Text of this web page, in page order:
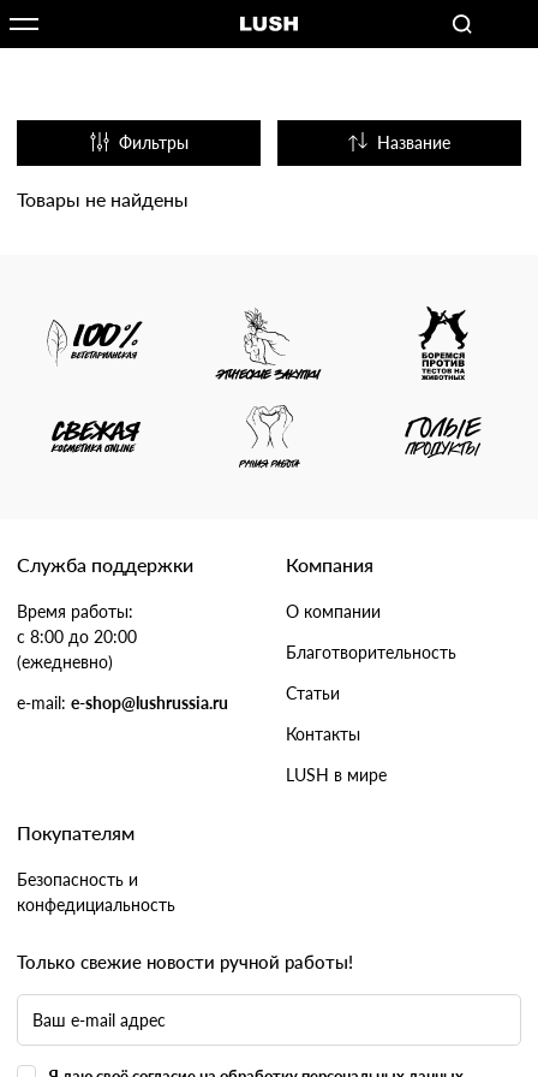
Фильтры Название
Товары не найдены
Служба поддержки
Время работы:
с 8:00 до 20:00
(ежедневно)
e-mail: e-shop@lushrussia.ru
Компания
О компании
Благотворительность
Статьи
Контакты
LUSH в мире
Покупателям
Безопасность и
конфедициальность
Только свежие новости ручной работы!